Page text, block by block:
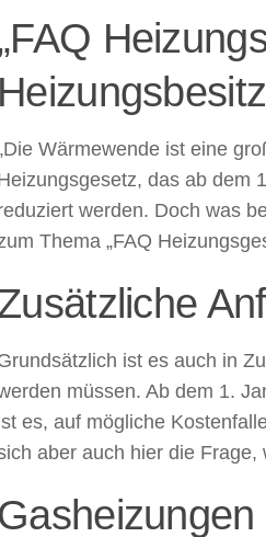
Wärmewende ist eine
das ab dem
werden. Doch was
Thema „FAQ
ist es auch in
müssen. Ab dem 1.
es, auf mögliche
aber auch hier die